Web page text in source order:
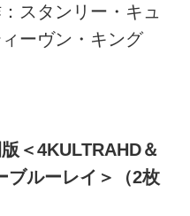
スタンリー・キュ
ーヴン・キング
＜4KULTRAHD＆
ブルーレイ＞（2枚